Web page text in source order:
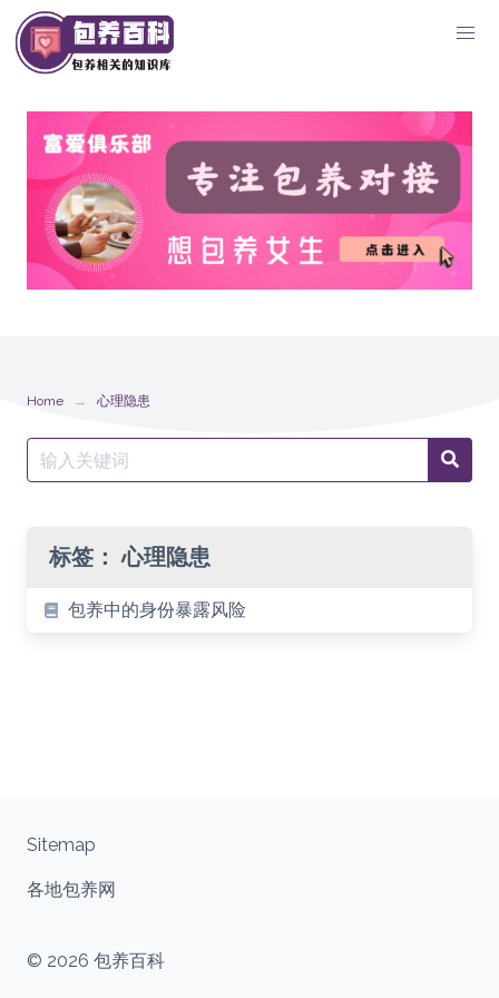
Skip
to
content
Home 心理隐患
Search
for:
标签：心理隐患
包养中的身份暴露风险
© 2026 包养百科
Sitemap
各地包养网